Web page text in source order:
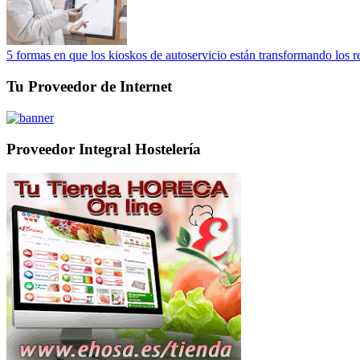
5 formas en que los kioskos de autoservicio están transformando los
Tu Proveedor de Internet
Proveedor Integral Hostelería